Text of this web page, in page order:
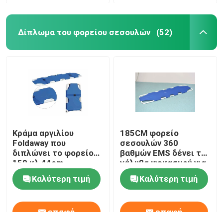
Δίπλωμα του φορείου σεσουλών (52)
Κράμα αργιλίου
Foldaway που
διπλώνει το φορείο
159 κλ 44cm
σεσουλών
Καλύτερη τιμή
185CM φορείο
σεσουλών 360
βαθμών EMS δένει το
χάλυβα ψεκασμού για
την υπομονετική
μεταφοράΚαλύτερη τιμή